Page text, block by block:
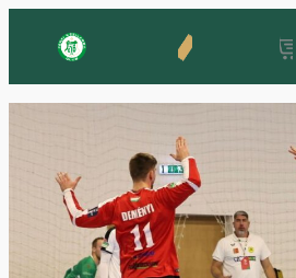
tartalomhoz